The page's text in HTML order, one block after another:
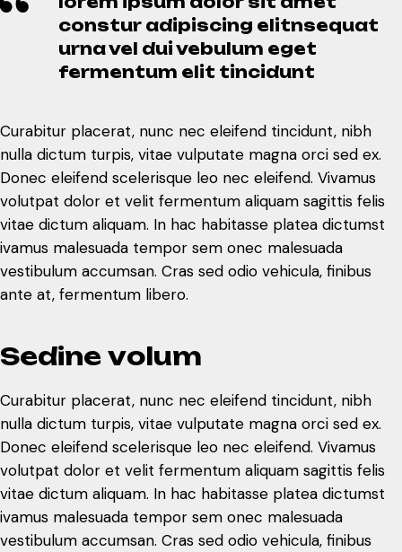
constur adipiscing elitnsequat
urna vel dui vebulum eget
fermentum elit tincidunt
Curabitur placerat, nunc nec eleifend tincidunt, nibh
nulla dictum turpis, vitae vulputate magna orci sed ex.
Donec eleifend scelerisque leo nec eleifend. Vivamus
volutpat dolor et velit fermentum aliquam sagittis felis
vitae dictum aliquam. In hac habitasse platea dictumst
ivamus malesuada tempor sem onec malesuada
vestibulum accumsan. Cras sed odio vehicula, finibus
ante at, fermentum libero.
Sedine volum
Curabitur placerat, nunc nec eleifend tincidunt, nibh
nulla dictum turpis, vitae vulputate magna orci sed ex.
Donec eleifend scelerisque leo nec eleifend. Vivamus
volutpat dolor et velit fermentum aliquam sagittis felis
vitae dictum aliquam. In hac habitasse platea dictumst
ivamus malesuada tempor sem onec malesuada
vestibulum accumsan. Cras sed odio vehicula, finibus